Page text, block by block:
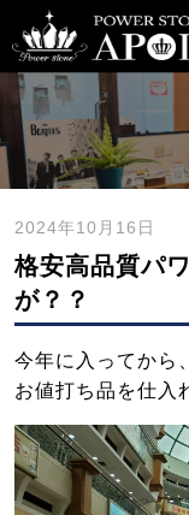
2024年10月16日
格安高品質パ
が？？
今年に入ってから
お値打ち品を仕入